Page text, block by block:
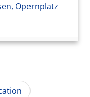
Opernplatz